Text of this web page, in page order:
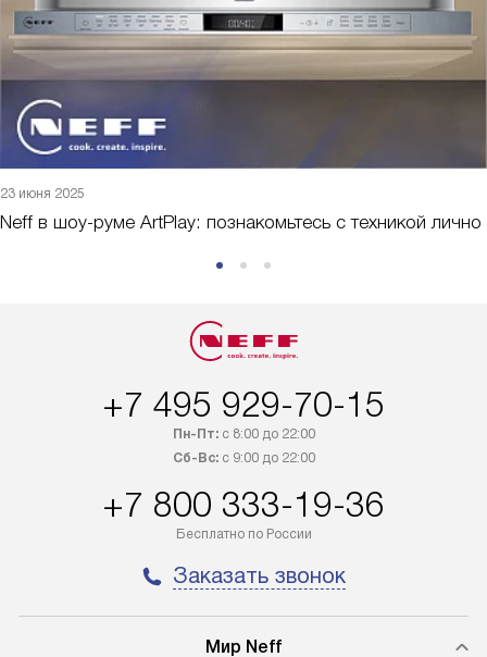
23 июня 2025
Neff в шоу-руме ArtPlay: познакомьтесь с техникой лично
+7 495 929-70-15
Пн-Пт:с 8:00 до 22:00
Сб-Вс:с 9:00 до 22:00
+7 800 333-19-36
Бесплатно по России
Заказать звонок
Мир Neff